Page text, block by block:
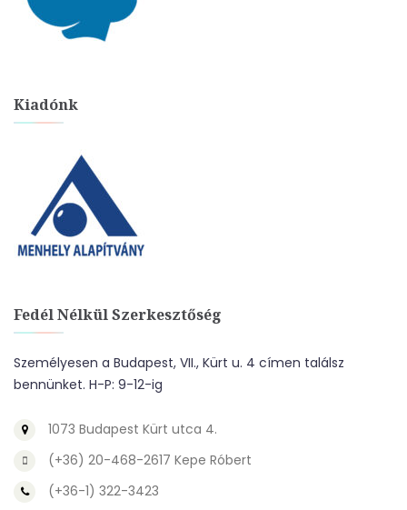
Kiadónk
Fedél Nélkül Szerkesztőség
Személyesen a Budapest, VII., Kürt u. 4 címen találsz
bennünket. H-P: 9-12-ig
1073 Budapest Kürt utca 4.
(+36) 20-468-2617 Kepe Róbert
(+36-1) 322-3423